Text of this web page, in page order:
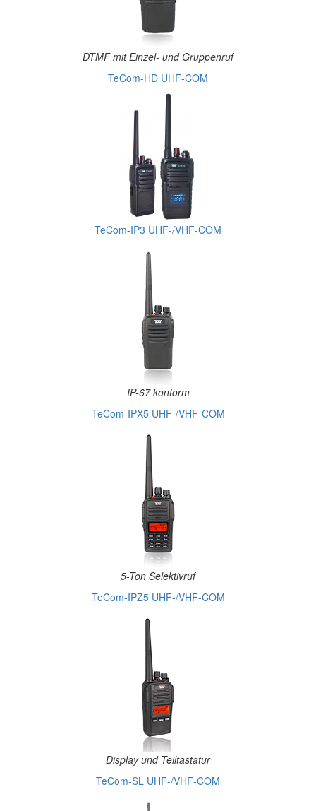
DTMF mit Einzel- und Gruppenruf
TeCom-HD UHF-COM
TeCom-IP3 UHF-/VHF-COM
IP-67 konform
TeCom-IPX5 UHF-/VHF-COM
5-Ton Selektivruf
TeCom-IPZ5 UHF-/VHF-COM
Display und Teiltastatur
TeCom-SL UHF-/VHF-COM